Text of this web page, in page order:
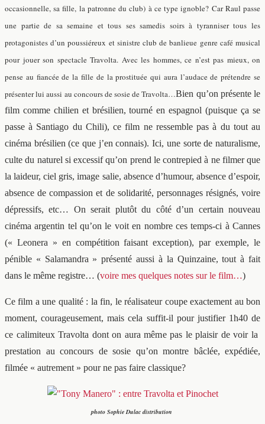
occasionnelle, sa fille, la patronne du club) à ce type ignoble? Car Raul passe
une partie de sa semaine et tous ses samedis soirs à tyranniser tous les
protagonistes d’un poussiéreux et sinistre club de banlieue genre café musical
pour jouer son spectacle Travolta. Avec les hommes, ce n’est pas mieux, on
pense au fiancée de la fille de la prostituée qui aura l’audace de prétendre se
présenter lui aussi au concours de sosie de Travolta…Bien qu’on présente le
film comme chilien et brésilien, tourné en espagnol (puisque ça se
passe à Santiago du Chili), ce film ne ressemble pas à du tout au
cinéma brésilien (ce que j’en connais). Ici, une sorte de naturalisme,
culte du naturel si excessif qu’on prend le contrepied à ne filmer que
la laideur, ciel gris, image salie, absence d’humour, absence d’espoir,
absence de compassion et de solidarité, personnages résignés, voire
dépressifs, etc… On serait plutôt du côté d’un certain nouveau
cinéma argentin tel qu’on le voit en nombre ces temps-ci à Cannes
(« Leonera » en compétition faisant exception), par exemple, le
pénible « Salamandra » présenté aussi à la Quinzaine, tout à fait
dans le même registre… (voire mes quelques notes sur le film…)
Ce film a une qualité : la fin, le réalisateur coupe exactement au bon
moment, courageusement, mais cela suffit-il pour justifier 1h40 de
ce calimiteux Travolta dont on aura même pas le plaisir de voir la
prestation au concours de sosie qu’on montre bâclée, expédiée,
filmée « autrement » pour ne pas faire classique?
photo Sophie Dulac distribution